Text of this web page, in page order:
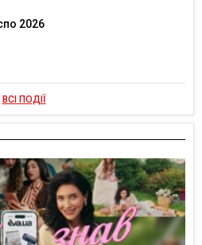
2026
ВСІ ПОДІЇ